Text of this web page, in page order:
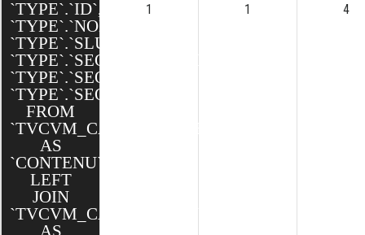
`TYPE`.`ID`,
`TYPE`.`NOM`,
`TYPE`.`SLUG`,
`TYPE`.`SEO_DESCRIPTION`,
`TYPE`.`SEO_TITLE`,
`TYPE`.`SEO_SLUG`
FROM
`TVCVM_CAKE`.`CONTENUS`
AS
`CONTENU`
LEFT
JOIN
`TVCVM_CAKE`.`CLIENTS`
1 1 4